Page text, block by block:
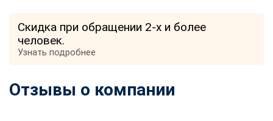
Скидка при обращении 2-х и более
человек.
Узнать подробнее
Отзывы о компании